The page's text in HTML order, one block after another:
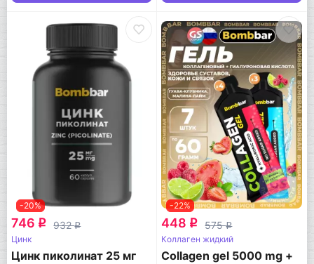
-20%
746 q 932q
Цинк
Цинк пиколинат 25 мг
-22%
448 q 575q
Коллаген жидкий
Collagen gel 5000 mg +